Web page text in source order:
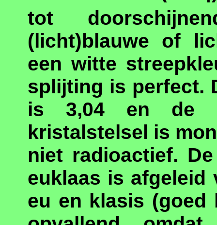
tot
(licht)blauwe of
een witte
splijting is perfect.
is 3,04 en de
kristalstelsel is
niet radioactief.
euklaas is afgeleid
eu en klasis (goed